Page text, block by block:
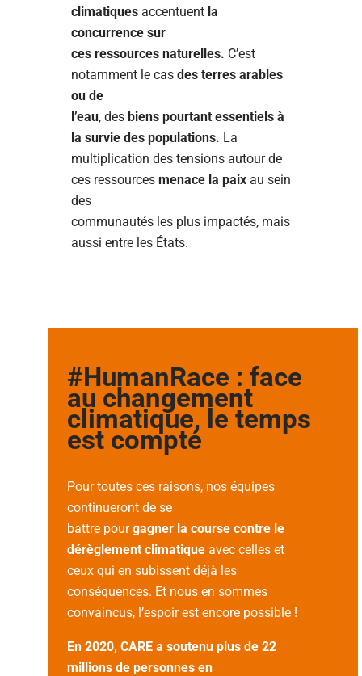
climatiques accentuent la
concurrence sur
ces ressources naturelles. C’est
notamment le cas des terres arables
ou de
l’eau, des biens pourtant essentiels à
la survie des populations. La
multiplication des tensions autour de
ces ressources menace la paix au sein
des
communautés les plus impactés, mais
aussi entre les États.
#HumanRace : face
au changement
climatique, le temps
est compté
Pour toutes ces raisons, nos équipes
continueront de se
battre pourgagner la course contre le
dérèglement climatiqueavec celles et
ceux qui en subissent déjà les
conséquences. Et nous en sommes
convaincus, l’espoir est encore possible !
En 2020, CARE a soutenu plus de 22
millions de personnes en